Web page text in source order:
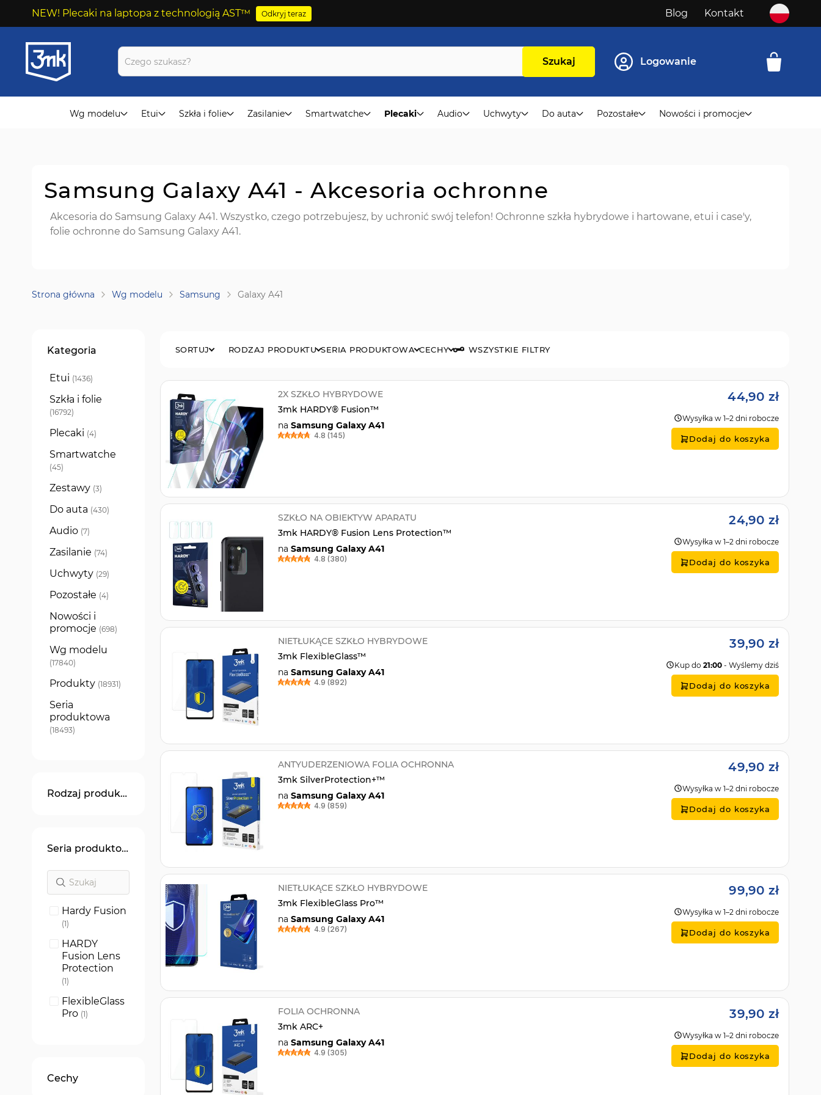
NEW! Plecaki na laptopa z technologią AST™ Odkryj teraz
Przejdź
do
treści
Blog Kontakt
Szukaj Logowanie
Wg modelu Etui Szkła i folie Zasilanie Smartwatche Plecaki Audio Uchwyty Do auta Pozostałe Nowości i promocje
Samsung Galaxy A41 - Akcesoria ochronne
Akcesoria do Samsung Galaxy A41. Wszystko, czego potrzebujesz, by uchronić swój telefon! Ochronne szkła hybrydowe i hartowane, etui i case'y,
folie ochronne do Samsung Galaxy A41.
Strona główna Wg modelu Samsung Galaxy A41
RODZAJ PRODUKTU SERIA PRODUKTOWA CECHY WSZYSTKIE FILTRY
SORTUJ
2X SZKŁO HYBRYDOWE
3mk HARDY® Fusion™
na Samsung Galaxy A41
4.8 (145)
44,90 zł
Wysyłka w 1–2 dni robocze
Dodaj do koszyka
SZKŁO NA OBIEKTYW APARATU
3mk HARDY® Fusion Lens Protection™
na Samsung Galaxy A41
4.8 (380)
24,90 zł
Wysyłka w 1–2 dni robocze
Dodaj do koszyka
NIETŁUKĄCE SZKŁO HYBRYDOWE
3mk FlexibleGlass™
na Samsung Galaxy A41
4.9 (892)
39,90 zł
Kup do 21:00 - Wyślemy dziś
Dodaj do koszyka
ANTYUDERZENIOWA FOLIA OCHRONNA
3mk SilverProtection+™
na Samsung Galaxy A41
4.9 (859)
49,90 zł
Wysyłka w 1–2 dni robocze
Dodaj do koszyka
NIETŁUKĄCE SZKŁO HYBRYDOWE
3mk FlexibleGlass Pro™
na Samsung Galaxy A41
4.9 (267)
99,90 zł
Wysyłka w 1–2 dni robocze
Dodaj do koszyka
FOLIA OCHRONNA
3mk ARC+
na Samsung Galaxy A41
4.9 (305)
39,90 zł
Wysyłka w 1–2 dni robocze
Dodaj do koszyka
Kategoria
Etui 1436
produkty
Szkła i folie
16792
produkty
Plecaki 4
produkty
Smartwatche
45
produkty
Zestawy 3
produkty
Do auta 430
produkty
Audio 7
produkty
Zasilanie 74
produkty
Uchwyty 29
produkty
Pozostałe 4
produkty
Nowości i
promocje 698
produkty
Wg modelu
17840
produkty
Produkty 18931
produkty
Seria
produktowa
18493
produkty
Rodzaj produktu
Seria produktowa
Hardy Fusion
1
produkt
HARDY
Fusion Lens
Protection
1
produkt
FlexibleGlass
Pro 1
produkt
protector
Cechy